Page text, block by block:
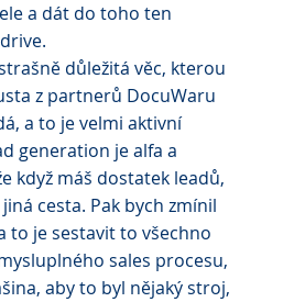
a dát do toho ten
důležitá věc, kterou
z partnerů DocuWaru
a to je velmi aktivní
generation je alfa a
když máš dostatek leadů,
cesta. Pak bych zmínil
to je sestavit to všechno
sales procesu,
aby to byl nějaký stroj,